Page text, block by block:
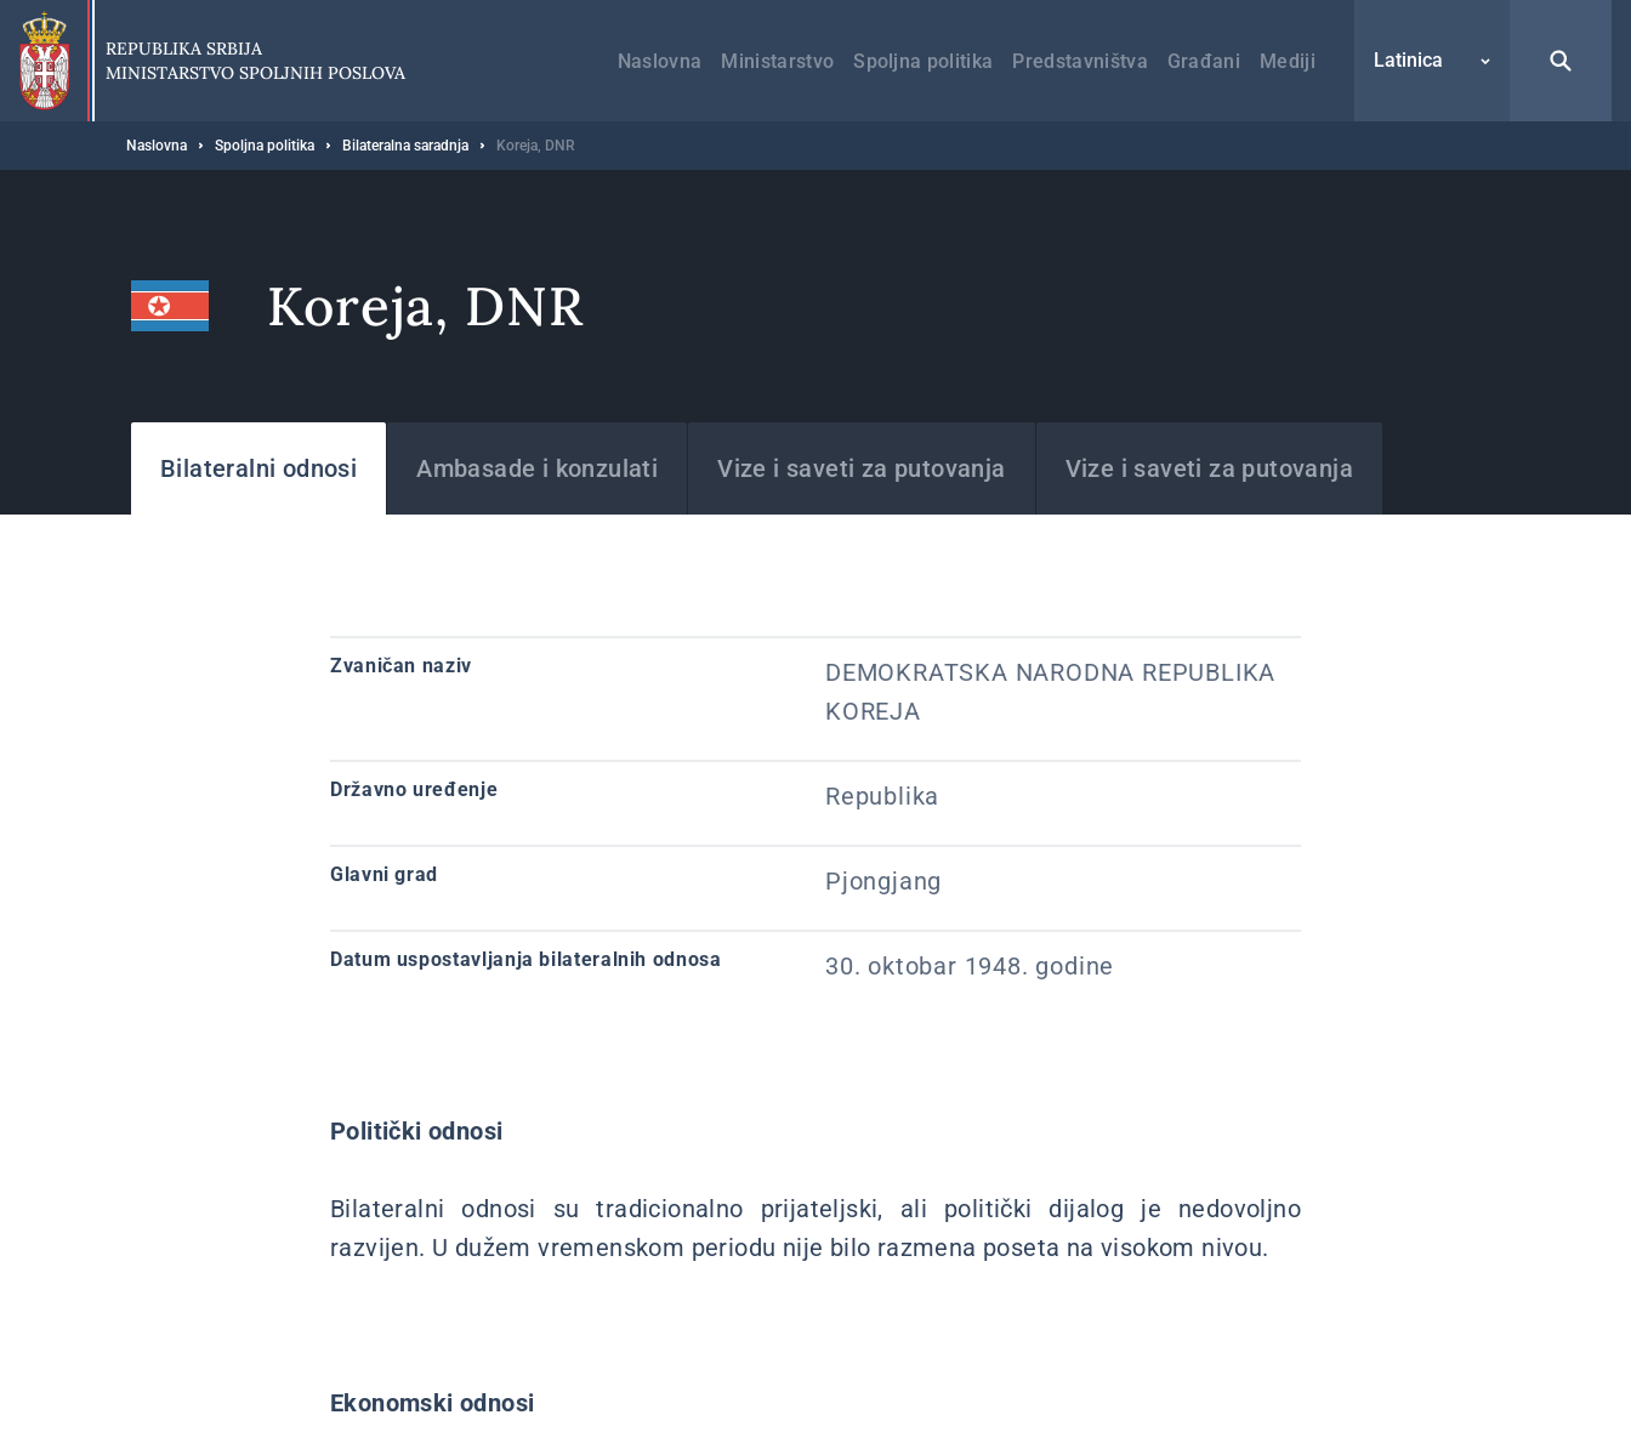
Preskoči
glavni
deo
sadržaja
REPUBLIKA SRBIJA
MINISTARSTVO SPOLJNIH POSLOVA
навигација
Naslovna Ministarstvo Spoljna politika Predstavništva Građani Mediji Latinica
Breadcrumb
Naslovna Spoljna politika Bilateralna saradnja Koreja, DNR
Koreja, DNR
Bilateralni odnosi Ambasade i konzulati Vize i saveti za putovanja Vize i saveti za putovanja
Zvaničan naziv
DEMOKRATSKA NARODNA REPUBLIKA
KOREJA
Državno uređenje Republika
Glavni grad Pjongjang
Datum uspostavljanja bilateralnih odnosa 30. oktobar 1948. godine
Politički odnosi
Bilateralni odnosi su tradicionalno prijateljski, ali politički dijalog je nedovoljno
razvijen. U dužem vremenskom periodu nije bilo razmena poseta na visokom nivou.
Ekonomski odnosi